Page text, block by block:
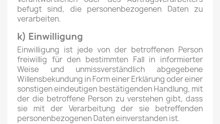
befugt sind, die personenbezogenen Daten zu
verarbeiten.
k) Einwilligung
Einwilligung ist jede von der betroffenen Person
freiwillig für den bestimmten Fall in informierter
Weise und unmissverständlich abgegebene
Willensbekundung in Form einer Erklärung oder einer
sonstigen eindeutigen bestätigenden Handlung, mit
der die betroffene Person zu verstehen gibt, dass
sie mit der Verarbeitung der sie betreffenden
personenbezogenen Daten einverstanden ist.